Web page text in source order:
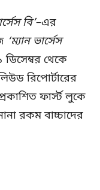
বি’–এর
‘ম্যান ভার্সেস
থেকে
রিপোর্টারের
ফার্স্ট লুকে
রকম বাচ্চাদের